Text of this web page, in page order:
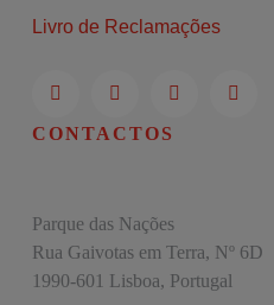
Livro de Reclamações
CONTACTOS
Parque das Nações
Rua Gaivotas em Terra, Nº 6D
1990-601 Lisboa, Portugal